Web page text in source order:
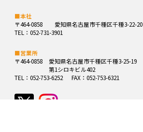
■本社
〒464-0858
愛知県名古屋市千種区千種3-22-20
TEL：052-731-3901
■営業所
〒464-0858
愛知県名古屋市千種区千種3-25-19
第1シロキビル402
TEL：052-753-6252
FAX：052-753-6321